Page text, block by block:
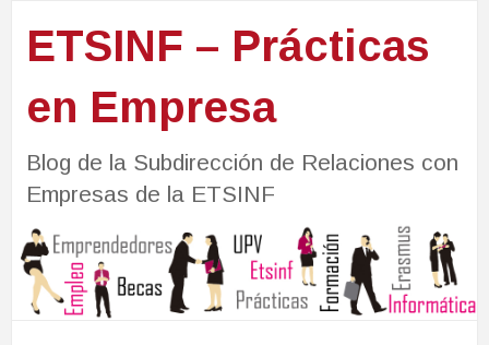
ETSINF – Prácticas
en Empresa
Blog de la Subdirección de Relaciones con
Empresas de la ETSINF